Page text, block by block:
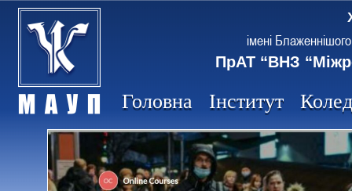
імені
ПрАТ “ВНЗ
Головна Інститут